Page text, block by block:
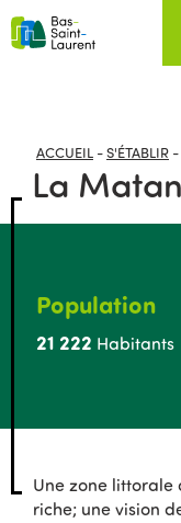
ACCUEIL -S'ÉTABLIR-
La
Population
21 222 Habitants
Une zone littorale
riche; une vision